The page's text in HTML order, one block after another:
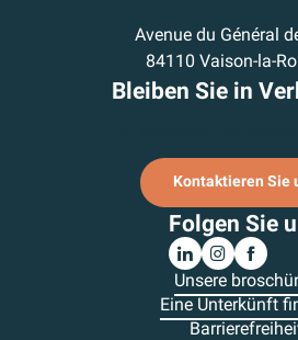
Avenue du Général
84110 Vaison-la-
Bleiben Sie in
Kontaktieren Sie
Folgen Sie
Unsere
Eine Unterkünft